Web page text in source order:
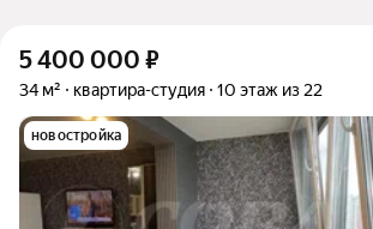
5 400 000 ₽
34 м² квартира-студия 10 этаж из 22
новостройка